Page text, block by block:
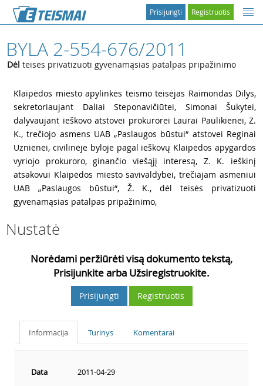
Registruotis
Prisijungti
BYLA 2-554-676/2011
Dėl teisės privatizuoti gyvenamąsias patalpas pripažinimo
Klaipėdos miesto apylinkės teismo teisėjas Raimondas Dilys,
sekretoriaujant Daliai Steponavičiūtei, Simonai Šukytei,
dalyvaujant ieškovo atstovei prokurorei Laurai Paulikienei, Z.
K., trečiojo asmens UAB „Paslaugos būstui“ atstovei Reginai
Uznienei, civilinėje byloje pagal ieškovų Klaipėdos apygardos
vyriojo prokuroro, ginančio viešąjį interesą, Z. K. ieškinį
atsakovui Klaipėdos miesto savivaldybei, trečiajam asmeniui
UAB „Paslaugos būstui“, Ž. K., dėl teisės privatizuoti
gyvenamąsias patalpas pripažinimo,
Nustatė
Norėdami peržiūrėti visą dokumento tekstą,
Prisijunkite arba Užsiregistruokite.
Prisijungti Registruotis
Informacija Turinys Komentarai
Data
2011-04-29